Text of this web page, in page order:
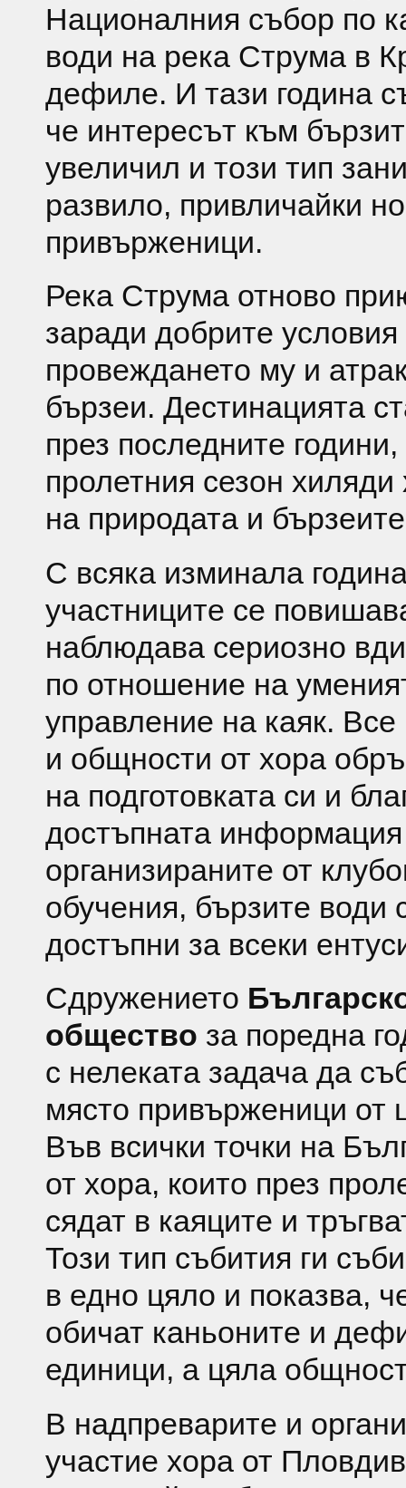
Националния събор по
води на река Струма в
дефиле. И тази година
че интересът към
увеличил и този тип
развило, привличайки
привърженици.
Река Струма отново
заради добрите условия
провеждането му и
бързеи. Дестинацията
през последните години,
пролетния сезон
на природата и
С всяка изминала
участниците се
наблюдава сериозно
по отношение на
управление на каяк.
и общности от хора
на подготовката си и
достъпната
организираните от
обучения, бързите води
достъпни за всеки
Сдружението
общество за поредна
с нелеката задача да
място привърженици от
Във всички точки на
от хора, които през
сядат в каяците и
Този тип събития ги
в едно цяло и показва,
обичат каньоните и
единици, а цяла
В надпреварите и
участие хора от